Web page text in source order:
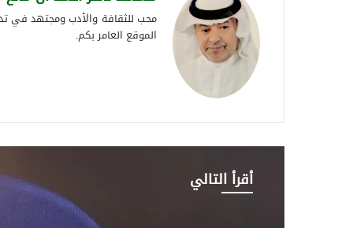
محب للثقافة والأدب ومجتهد في
الموقع العامر بكم.
أقرأ التالي